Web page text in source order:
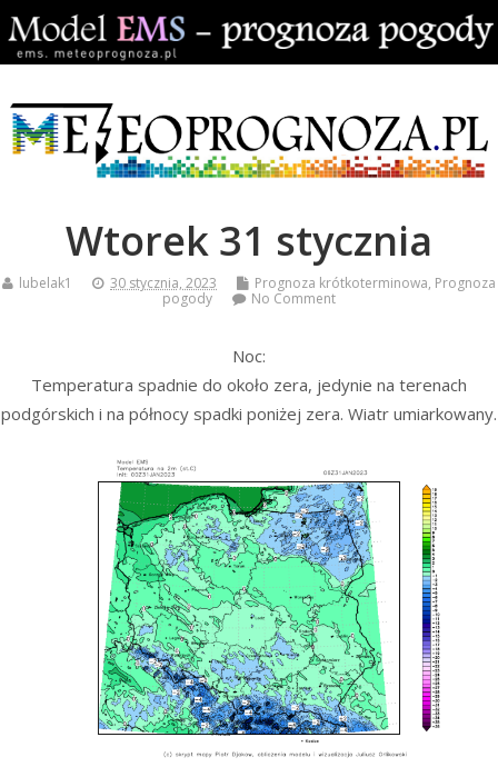
Wtorek 31 stycznia
lubelak1 30 stycznia, 2023 Prognoza krótkoterminowa, Prognoza
pogody
No Comment
Noc:
Temperatura spadnie do około zera, jedynie na terenach
podgórskich i na północy spadki poniżej zera. Wiatr umiarkowany.